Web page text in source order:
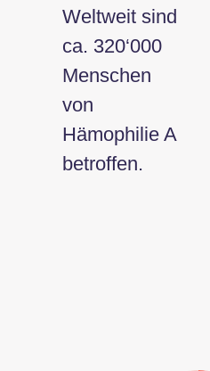
Weltweit sind
ca. 320‘000
Menschen
von
Hämophilie A
betroffen.